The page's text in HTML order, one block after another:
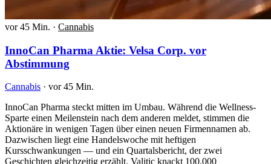
vor 45 Min. · Cannabis
InnoCan Pharma Aktie: Velsa Corp. vor
Abstimmung
Cannabis · vor 45 Min.
InnoCan Pharma steckt mitten im Umbau. Während die Wellness-
Sparte einen Meilenstein nach dem anderen meldet, stimmen die
Aktionäre in wenigen Tagen über einen neuen Firmennamen ab.
Dazwischen liegt eine Handelswoche mit heftigen
Kursschwankungen — und ein Quartalsbericht, der zwei
Geschichten gleichzeitig erzählt. Valitic knackt 100.000